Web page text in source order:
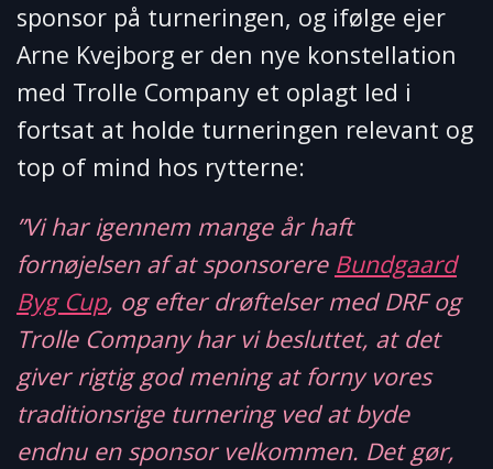
sponsor på turneringen, og ifølge ejer
Arne Kvejborg er den nye konstellation
med Trolle Company et oplagt led i
fortsat at holde turneringen relevant og
top of mind hos rytterne:
”Vi har igennem mange år haft
fornøjelsen af at sponsorere Bundgaard
Byg Cup, og efter drøftelser med DRF og
Trolle Company har vi besluttet, at det
giver rigtig god mening at forny vores
traditionsrige turnering ved at byde
endnu en sponsor velkommen. Det gør,